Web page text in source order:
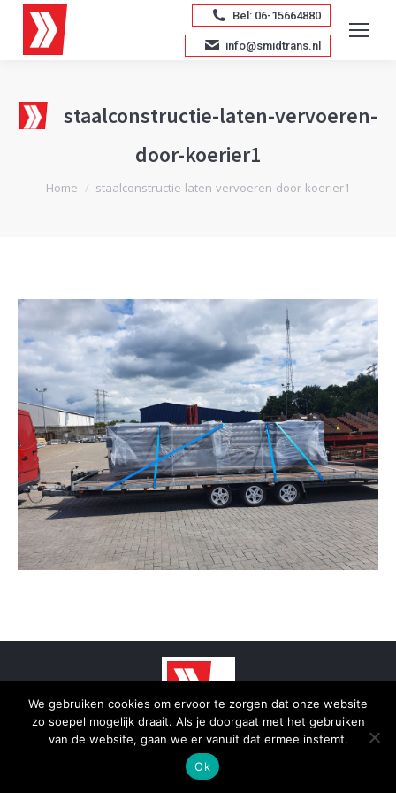
Bel: 06-15664880
info@smidtrans.nl
staalconstructie-laten-vervoeren-
door-koerier1
Je bent hier:
Home staalconstructie-laten-vervoeren-door-koerier1
© 2025 - SmidTrans - Koerier Groningen
Bottom menu
We gebruiken cookies om ervoor te zorgen dat onze website
zo soepel mogelijk draait. Als je doorgaat met het gebruiken
van de website, gaan we er vanuit dat ermee instemt.
Ok